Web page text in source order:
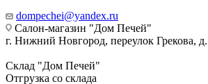
dompechei@yandex.ru
Салон-магазин "Дом Печей"
г. Нижний Новгород, переулок Грекова, д.
Склад "Дом Печей"
Отгрузка со склада